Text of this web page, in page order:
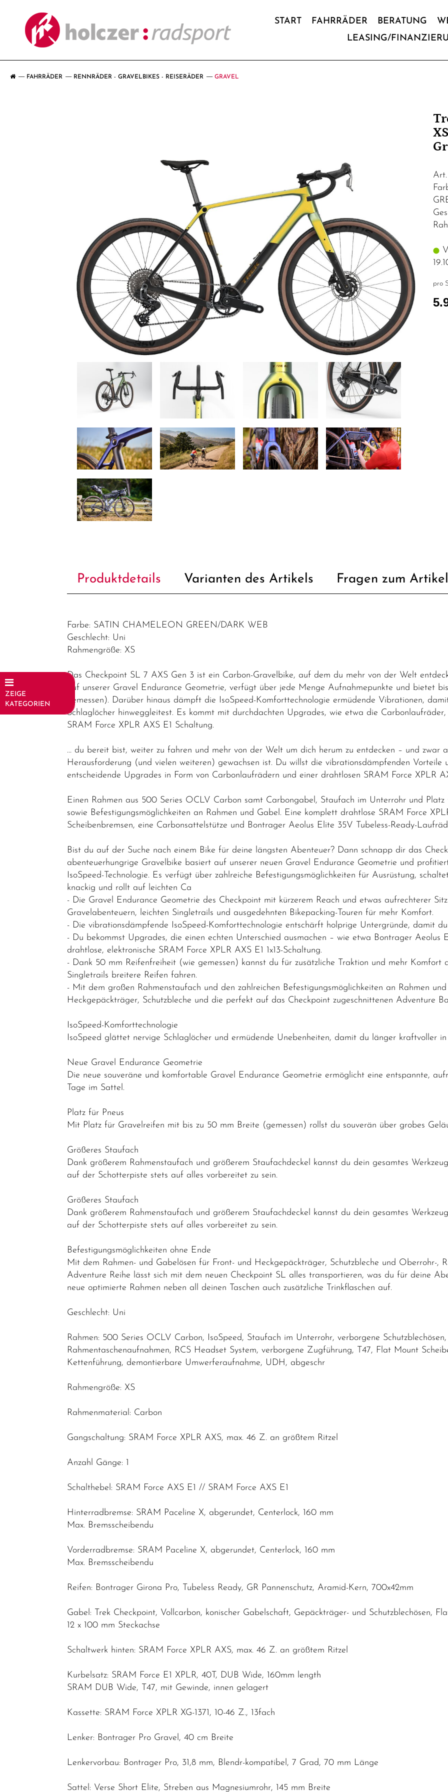
START FAHRRÄDER BERATUNG
LEASING/
FAHRRÄDER RENNRÄDER - GRAVELBIKES - REISERÄDER GRAVEL
ZEIGE
KATEGORIEN
Mountainbikes
pro
Produktdetails Varianten des Artikels Fragen zum
Farbe: SATIN CHAMELEON GREEN/DARK WEB
Geschlecht: Uni
Rahmengröße: XS
Das Checkpoint SL 7 AXS Gen 3 ist ein Carbon-Gravelbike, auf dem du mehr von der Welt
auf unserer Gravel Endurance Geometrie, verfügt über jede Menge Aufnahmepunkte und bietet
gemessen). Darüber hinaus dämpft die IsoSpeed-Komforttechnologie ermüdende Vibrationen,
Schlaglöcher hinweggleitest. Es kommt mit durchdachten Upgrades, wie etwa die
SRAM Force XPLR AXS E1 Schaltung.
… du bereit bist, weiter zu fahren und mehr von der Welt um dich herum zu entdecken – und zwar
Herausforderung (und vielen weiteren) gewachsen ist. Du willst die vibrationsdämpfenden Vorteile
entscheidende Upgrades in Form von Carbonlaufrädern und einer drahtlosen SRAM Force XPLR
Einen Rahmen aus 500 Series OCLV Carbon samt Carbongabel, Staufach im Unterrohr und
sowie Befestigungsmöglichkeiten an Rahmen und Gabel. Eine komplett drahtlose SRAM Force
Scheibenbremsen, eine Carbonsattelstütze und Bontrager Aeolus Elite 35V Tubeless-Ready-
Bist du auf der Suche nach einem Bike für deine längsten Abenteuer? Dann schnapp dir das
abenteuerhungrige Gravelbike basiert auf unserer neuen Gravel Endurance Geometrie und
IsoSpeed-Technologie. Es verfügt über zahlreiche Befestigungsmöglichkeiten für Ausrüstung,
knackig und rollt auf leichten Ca
- Die Gravel Endurance Geometrie des Checkpoint mit kürzerem Reach und etwas aufrechterer
Gravelabenteuern, leichten Singletrails und ausgedehnten Bikepacking-Touren für mehr Komfort.
- Die vibrationsdämpfende IsoSpeed-Komforttechnologie entschärft holprige Untergründe, damit
- Du bekommst Upgrades, die einen echten Unterschied ausmachen – wie etwa Bontrager
drahtlose, elektronische SRAM Force XPLR AXS E1 1x13-Schaltung.
- Dank 50 mm Reifenfreiheit (wie gemessen) kannst du für zusätzliche Traktion und mehr Komfort
Singletrails breitere Reifen fahren.
- Mit dem großen Rahmenstaufach und den zahlreichen Befestigungsmöglichkeiten an Rahmen
Heckgepäckträger, Schutzbleche und die perfekt auf das Checkpoint zugeschnittenen Adventure
IsoSpeed-Komforttechnologie
IsoSpeed glättet nervige Schlaglöcher und ermüdende Unebenheiten, damit du länger kraftvoller
Neue Gravel Endurance Geometrie
Die neue souveräne und komfortable Gravel Endurance Geometrie ermöglicht eine entspannte,
Tage im Sattel.
Platz für Pneus
Mit Platz für Gravelreifen mit bis zu 50 mm Breite (gemessen) rollst du souverän über grobes
Größeres Staufach
Dank größerem Rahmenstaufach und größerem Staufachdeckel kannst du dein gesamtes
auf der Schotterpiste stets auf alles vorbereitet zu sein.
Größeres Staufach
Dank größerem Rahmenstaufach und größerem Staufachdeckel kannst du dein gesamtes
auf der Schotterpiste stets auf alles vorbereitet zu sein.
Befestigungsmöglichkeiten ohne Ende
Mit dem Rahmen- und Gabelösen für Front- und Heckgepäckträger, Schutzbleche und Oberrohr-,
Adventure Reihe lässt sich mit dem neuen Checkpoint SL alles transportieren, was du für deine
neue optimierte Rahmen neben all deinen Taschen auch zusätzliche Trinkflaschen auf.
Geschlecht: Uni
Rahmen: 500 Series OCLV Carbon, IsoSpeed, Staufach im Unterrohr, verborgene
Rahmentaschenaufnahmen, RCS Headset System, verborgene Zugführung, T47, Flat Mount
Kettenführung, demontierbare Umwerferaufnahme, UDH, abgeschr
Rahmengröße: XS
Rahmenmaterial: Carbon
Gangschaltung: SRAM Force XPLR AXS, max. 46 Z. an größtem Ritzel
Anzahl Gänge: 1
Schalthebel: SRAM Force AXS E1 // SRAM Force AXS E1
Hinterradbremse: SRAM Paceline X, abgerundet, Centerlock, 160 mm
Max. Bremsscheibendu
Vorderradbremse: SRAM Paceline X, abgerundet, Centerlock, 160 mm
Max. Bremsscheibendu
Reifen: Bontrager Girona Pro, Tubeless Ready, GR Pannenschutz, Aramid-Kern, 700x42mm
Gabel: Trek Checkpoint, Vollcarbon, konischer Gabelschaft, Gepäckträger- und Schutzblechösen,
12 x 100 mm Steckachse
Schaltwerk hinten: SRAM Force XPLR AXS, max. 46 Z. an größtem Ritzel
Kurbelsatz: SRAM Force E1 XPLR, 40T, DUB Wide, 160mm length
SRAM DUB Wide, T47, mit Gewinde, innen gelagert
Kassette: SRAM Force XPLR XG-1371, 10-46 Z., 13fach
Lenker: Bontrager Pro Gravel, 40 cm Breite
Lenkervorbau: Bontrager Pro, 31,8 mm, Blendr-kompatibel, 7 Grad, 70 mm Länge
Sattel: Verse Short Elite, Streben aus Magnesiumrohr, 145 mm Breite